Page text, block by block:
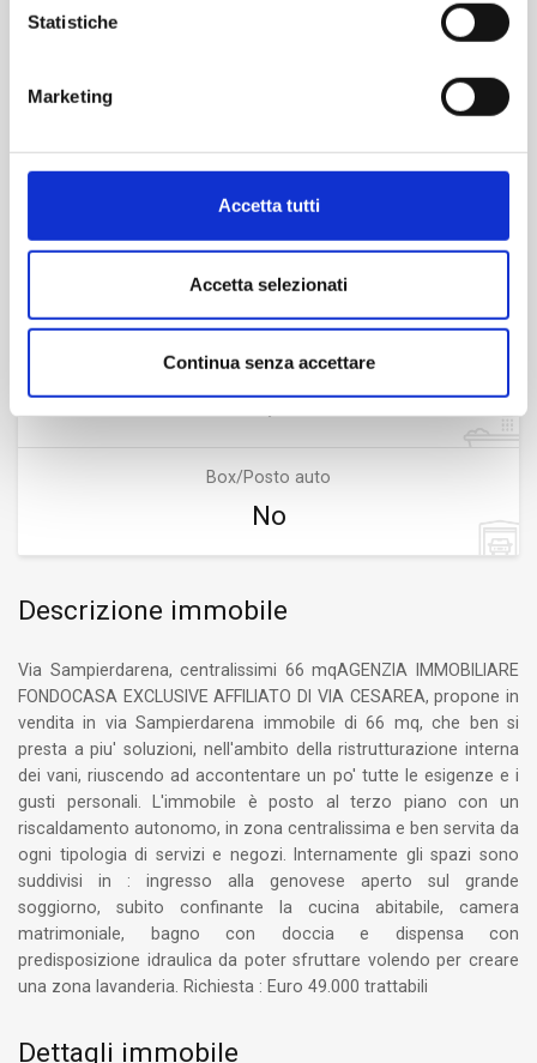
Statistiche
Marketing
Accetta tutti
Accetta selezionati
Continua senza accettare
Dettagli immobile
Dimensione
66 m
1
Bagni
1
Box/Posto auto
No
Descrizione immobile
Via Sampierdarena, centralissimi 66 mqAGENZIA IMMOBILIARE
FONDOCASA EXCLUSIVE AFFILIATO DI VIA CESAREA, propone in
vendita in via Sampierdarena immobile di 66 mq, che ben si
presta a piu' soluzioni, nell'ambito della ristrutturazione interna
dei vani, riuscendo ad accontentare un po' tutte le esigenze e i
gusti personali. L'immobile è posto al terzo piano con un
riscaldamento autonomo, in zona centralissima e ben servita da
ogni tipologia di servizi e negozi. Internamente gli spazi sono
suddivisi in : ingresso alla genovese aperto sul grande
soggiorno, subito confinante la cucina abitabile, camera
matrimoniale, bagno con doccia e dispensa con
predisposizione idraulica da poter sfruttare volendo per creare
una zona lavanderia. Richiesta : Euro 49.000 trattabili